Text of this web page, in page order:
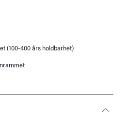
(100-400 års holdbarhet)